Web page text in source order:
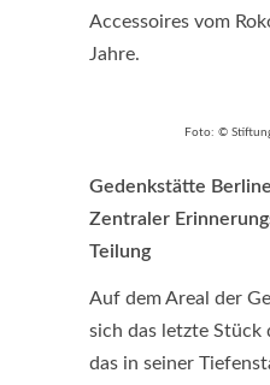
Accessoires vom
Jahre.
Foto: ©
Gedenkstätte
Zentraler
Teilung
Auf dem Areal der
sich das letzte Stück
das in seiner